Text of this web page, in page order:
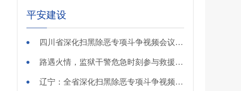
平安建设
四川省深化扫黑除恶专项斗争视频会议召开 于立军出席并讲话
路遇火情，监狱干警危急时刻参与救援显身手！
辽宁：全省深化扫黑除恶专项斗争视频会议召开